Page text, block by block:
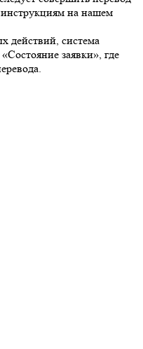
на нашем
действий, система
заявки», где